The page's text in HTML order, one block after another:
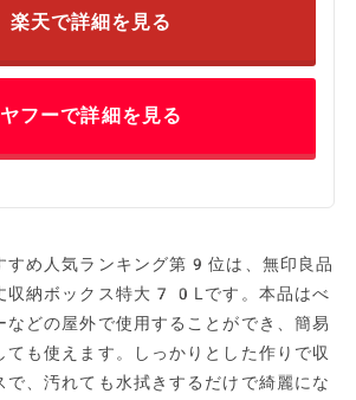
楽天で詳細を見る
ヤフーで詳細を見る
すめ人気ランキング第9位は、無印良品
収納ボックス特大70Lです。本品はべ
などの屋外で使用することができ、簡易
ても使えます。しっかりとした作りで収
で、汚れても水拭きするだけで綺麗にな